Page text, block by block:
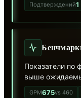
Подтверждений1
Показатели по
выше
GPM675vs 460